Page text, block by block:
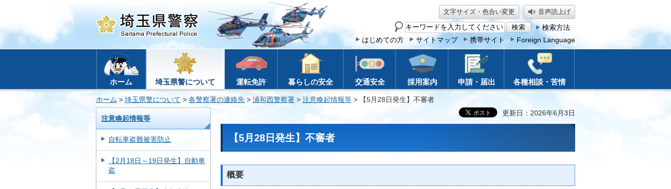
文字サイズ・色合い変更 音声読上げ
サ
イ
ト
検索方法
はじめての方
サイトマップ 携帯サイト Foreign Language
ホーム 埼玉県警について 運転免許 暮らしの安全 交通安全 採用案内 申請・届出 各種相談・苦情
ホーム > 埼玉県警について > 各警察署の連絡先 > 浦和西警察署 > 注意喚起情報等 > 【5月28日発生】不審者
注意喚起情報等
自転車盗難被害防止
【2月18日～19日発生】自動車
盗
更新日：2026年6月3日
【5月28日発生】不審者
概要